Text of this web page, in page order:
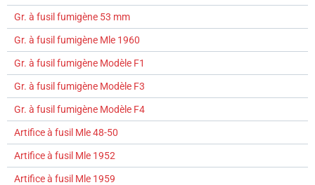
Gr. à fusil fumigène 53 mm
Gr. à fusil fumigène Mle 1960
Gr. à fusil fumigène Modèle F1
Gr. à fusil fumigène Modèle F3
Gr. à fusil fumigène Modèle F4
Artifice à fusil Mle 48-50
Artifice à fusil Mle 1952
Artifice à fusil Mle 1959